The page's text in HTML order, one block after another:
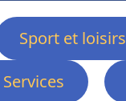
Sport et loisirs